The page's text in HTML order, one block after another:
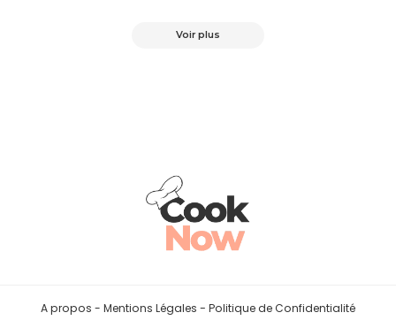
Voir plus
A propos - Mentions Légales - Politique de Confidentialité